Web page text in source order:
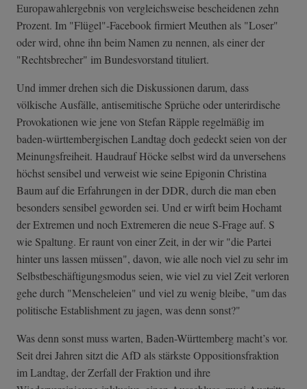
Europawahlergebnis von vergleichsweise bescheidenen zehn
Prozent. Im "Flügel"-Facebook firmiert Meuthen als "Loser"
oder wird, ohne ihn beim Namen zu nennen, als einer der
"Rechtsbrecher" im Bundesvorstand tituliert.
Und immer drehen sich die Diskussionen darum, dass
völkische Ausfälle, antisemitische Sprüche oder unterirdische
Provokationen wie jene von Stefan Räpple regelmäßig im
baden-württembergischen Landtag doch gedeckt seien von der
Meinungsfreiheit. Haudrauf Höcke selbst wird da unversehens
höchst sensibel und verweist wie seine Epigonin Christina
Baum auf die Erfahrungen in der DDR, durch die man eben
besonders sensibel geworden sei. Und er wirft beim Hochamt
der Extremen und noch Extremeren die neue S-Frage auf. S
wie Spaltung. Er raunt von einer Zeit, in der wir "die Partei
hinter uns lassen müssen", davon, wie alle noch viel zu sehr im
Selbstbeschäftigungsmodus seien, wie viel zu viel Zeit verloren
gehe durch "Menscheleien" und viel zu wenig bleibe, "um das
politische Establishment zu jagen, was denn sonst?"
Was denn sonst muss warten, Baden-Württemberg macht’s vor.
Seit drei Jahren sitzt die AfD als stärkste Oppositionsfraktion
im Landtag, der Zerfall der Fraktion und ihre